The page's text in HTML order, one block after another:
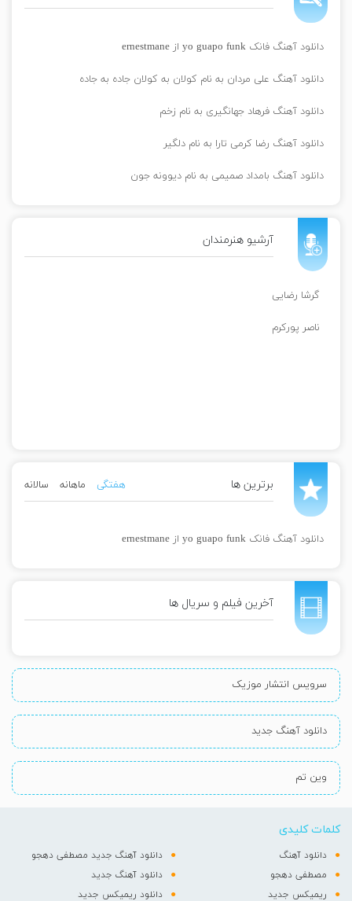
دانلود آهنگ فانک yo guapo funk از ernestmane
دانلود آهنگ علی مردان به نام کولان به کولان جاده به جاده
دانلود آهنگ فرهاد جهانگیری به نام زخم
دانلود آهنگ رضا کرمی تارا به نام دلگیر
دانلود آهنگ بامداد صمیمی به نام دیوونه جون
آرشیو هنرمندان
گرشا رضایی
ناصر پورکرم
برترین ها هفتگی ماهانه سالانه
دانلود آهنگ فانک yo guapo funk از ernestmane
آخرین فیلم و سریال ها
سرویس انتشار موزیک
دانلود آهنگ جدید
وین تم
کلمات کلیدی
دانلود آهنگ
دانلود آهنگ جدید مصطفی دهجو
مصطفی دهجو
دانلود آهنگ جدید
ریمیکس جدید
دانلود ریمیکس جدید